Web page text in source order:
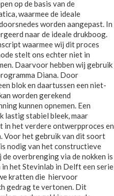
op de basis van de
waarmee de ideale
worden aangepast. In
naar de ideale drukboog.
waarmee wij dit proces
stelt ons echter niet in
Daarvoor hebben wij gebruik
Diana. Door
blok en daartussen een niet-
worden gerekend
kunnen opnemen. Een
lastig stabiel bleek, maar
in het verdere ontwerpproces en
Voor het gebruik van dit soort
nodig van het constructieve
overbrenging via de nokken is
het Stevinlab in Delft een serie
kratten die hiervoor
gedrag te vertonen. Dit